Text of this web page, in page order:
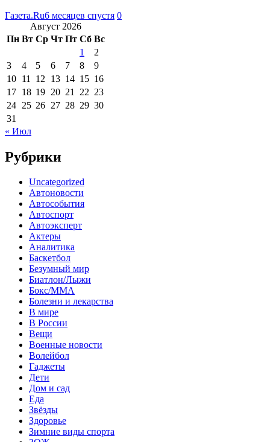
Газета.Ru6 месяцев спустя 0
Август 2026
Пн Вт Ср Чт Пт Сб Вс
1
2
3
4 5 6 7 8
9
10 11 12 13 14 15 16
17 18 19 20 21 22 23
24 25 26 27 28 29 30
31
« Июл
Рубрики
Uncategorized
Автоновости
Автособытия
Автоспорт
Автоэксперт
Актеры
Аналитика
Баскетбол
Безумный мир
Биатлон/Лыжи
Бокс/MMA
Болезни и лекарства
В мире
В России
Вещи
Военные новости
Волейбол
Гаджеты
Дети
Дом и сад
Еда
Звёзды
Здоровье
Зимние виды спорта